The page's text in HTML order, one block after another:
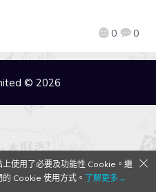
0 0
© 2026
使用了必要及功能性 Cookie。繼
Cookie 使用方式。 了解更多→